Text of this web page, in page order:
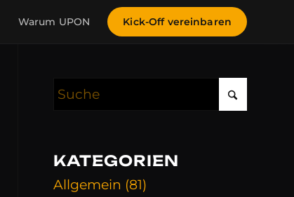
Warum UPON Kick-Off vereinbaren
KATEGORIEN
Allgemein (81)